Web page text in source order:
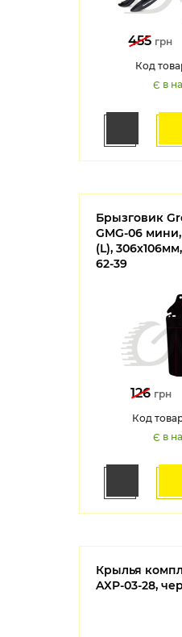
455 грн
Код
Є в
Брызговик
GMG-06
(L),
62-39
126 грн
Код
Є в
Крылья
AXP-03-28,